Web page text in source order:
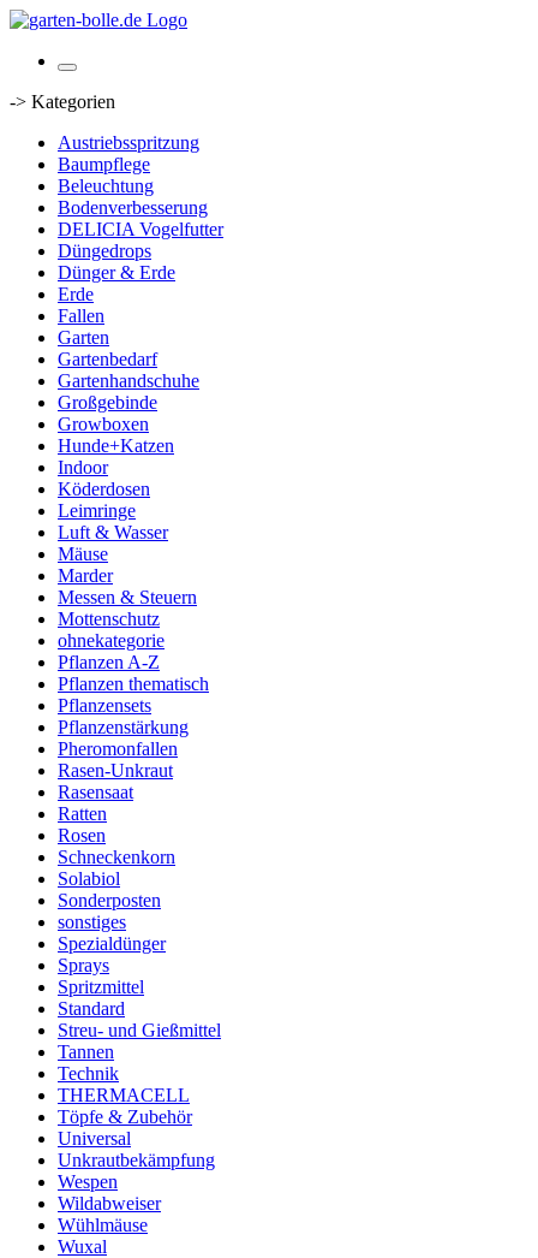
-> Kategorien
Austriebsspritzung
Baumpflege
Beleuchtung
Bodenverbesserung
DELICIA Vogelfutter
Düngedrops
Dünger & Erde
Erde
Fallen
Garten
Gartenbedarf
Gartenhandschuhe
Großgebinde
Growboxen
Hunde+Katzen
Indoor
Köderdosen
Leimringe
Luft & Wasser
Mäuse
Marder
Messen & Steuern
Mottenschutz
ohnekategorie
Pflanzen A-Z
Pflanzen thematisch
Pflanzensets
Pflanzenstärkung
Pheromonfallen
Rasen-Unkraut
Rasensaat
Ratten
Rosen
Schneckenkorn
Solabiol
Sonderposten
sonstiges
Spezialdünger
Sprays
Spritzmittel
Standard
Streu- und Gießmittel
Tannen
Technik
THERMACELL
Töpfe & Zubehör
Universal
Unkrautbekämpfung
Wespen
Wildabweiser
Wühlmäuse
Wuxal